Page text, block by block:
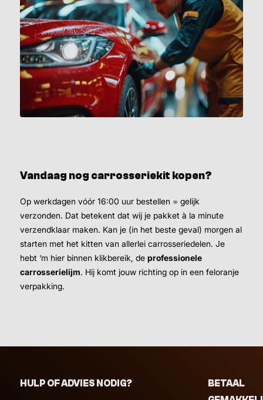
Vandaag nog carrosseriekit kopen?
Op werkdagen vóór 16:00 uur bestellen = gelijk
verzonden. Dat betekent dat wij je pakket à la minute
verzendklaar maken. Kan je (in het beste geval) morgen al
starten met het kitten van allerlei carrosseriedelen. Je
hebt ‘m hier binnen klikbereik, de professionele
carrosserielijm. Hij komt jouw richting op in een feloranje
verpakking.
HULP OF ADVIES NODIG?
BETAAL